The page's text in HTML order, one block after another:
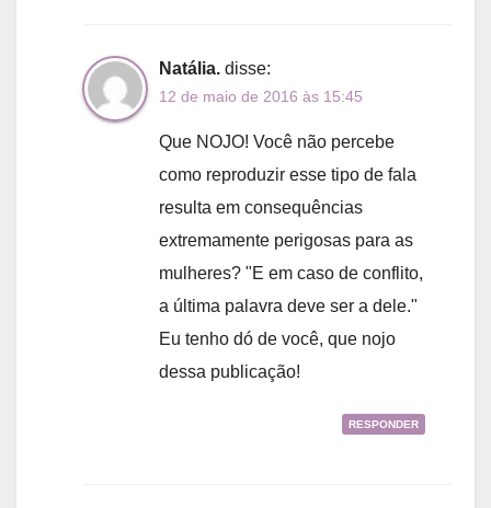
Natália. disse:
12 de maio de 2016 às 15:45
Que NOJO! Você não percebe
como reproduzir esse tipo de fala
resulta em consequências
extremamente perigosas para as
mulheres? "E em caso de conflito,
a última palavra deve ser a dele."
Eu tenho dó de você, que nojo
dessa publicação!
RESPONDER